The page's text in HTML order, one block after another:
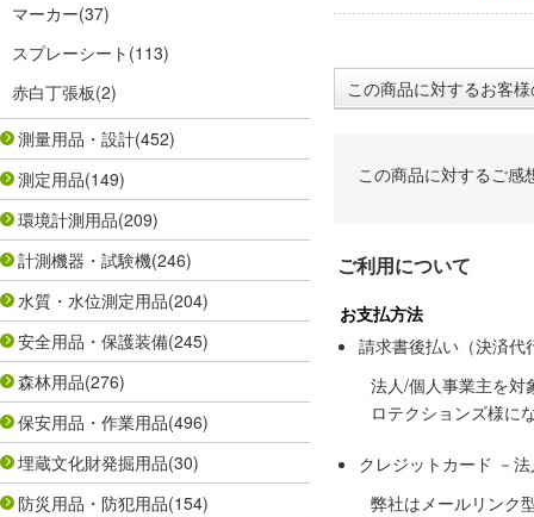
マーカー(37)
スプレーシート (113)
赤白丁張板(2)
測量用品・設計(452)
測定用品(149)
環境計測用品(209)
計測機器・試験機(246)
水質・水位測定用品(204)
安全用品・保護装備(245)
森林用品(276)
保安用品・作業用品(496)
埋蔵文化財発掘用品(30)
防災用品・防犯用品(154)
この商品に対するお客
この商品に対するご感
ご利用について
お支払方法
請求書後払い（決済代
法人/個人事業主を対
ロテクションズ様に
クレジットカード －
弊社はメールリンク